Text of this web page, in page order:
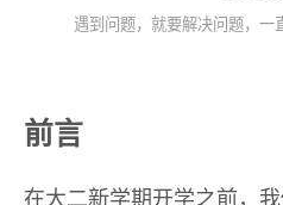
遇到问题，就要解决问题，一
前言
在大二新学期开学之前，我